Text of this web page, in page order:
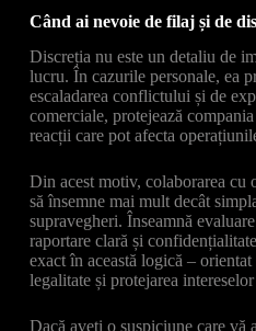
Când ai nevoie de filaj și de
Discreția nu este un detaliu de
lucru. În cazurile personale, ea
escaladarea conflictului și de
comerciale, protejează
reacții care pot afecta
Din acest motiv, colaborarea cu
să însemne mai mult decât
supravegheri. Înseamnă
raportare clară și
exact în această logică –
legalitate și protejarea
Dacă aveți o suspiciune care vă